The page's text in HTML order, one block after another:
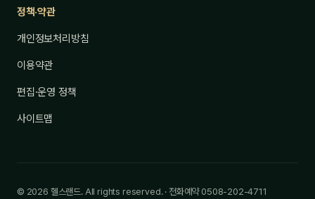
정책·약관
개인정보처리방침
이용약관
편집·운영 정책
사이트맵
© 2026 헬스랜드. All rights reserved. · 전화예약 0508-202-4711